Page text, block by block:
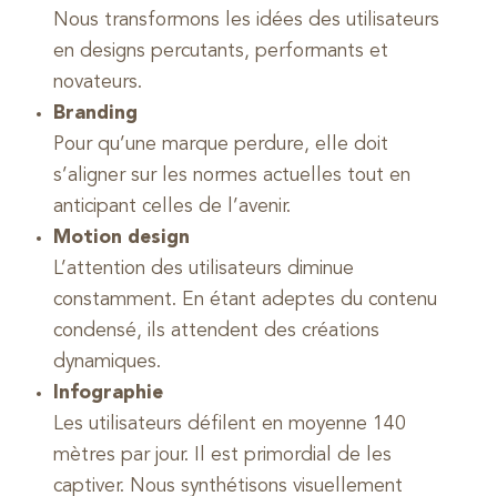
Nous transformons les idées des utilisateurs
en designs percutants, performants et
novateurs.
Branding
Pour qu’une marque perdure, elle doit
s’aligner sur les normes actuelles tout en
anticipant celles de l’avenir.
Motion design
L’attention des utilisateurs diminue
constamment. En étant adeptes du contenu
condensé, ils attendent des créations
dynamiques.
Infographie
Les utilisateurs défilent en moyenne 140
mètres par jour. Il est primordial de les
captiver. Nous synthétisons visuellement